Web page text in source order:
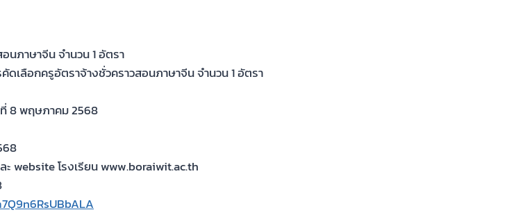
นภาษาจีน จำนวน 1 อัตรา
เลือกครูอัตราจ้างชั่วคราวสอนภาษาจีน จำนวน 1 อัตรา
8 พฤษภาคม 2568
website โรงเรียน www.boraiwit.ac.th